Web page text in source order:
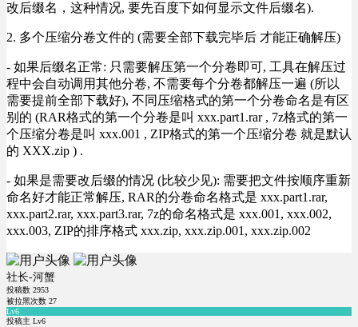
改后缀名，这种情况, 要先百度下如何显示文件后缀名).
2. 多个压缩分卷文件的 (需要全部下载完毕后 才能正确解压)
- 如果后缀名正常: 只需要解压第一个分卷即可, 工具在解压过
程中会自动调用其他分卷, 不需要每个分卷都解压一遍 (所以
需要提前全部下载好), 不同压缩格式的第一个分卷命名是有区
别的 (RAR格式的第一个分卷是叫 xxx.part1.rar , 7z格式的第一
个压缩分卷是叫 xxx.001 , ZIP格式的第一个压缩分卷 就是默认
的 XXX.zip ) .
- 如果是需要改后缀的情况 (比较少见): 需要把文件按顺序重新
命名好才能正常解压, RAR的分卷命名格式是 xxx.part1.rar,
xxx.part2.rar, xxx.part3.rar, 7z的命名格式是 xxx.001, xxx.002,
xxx.003, ZIP的排序格式 xxx.zip, xxx.zip.001, xxx.zip.002
社长-河蟹
投稿数 2953
被拉黑次数 27
Lv6
投稿主 Lv6